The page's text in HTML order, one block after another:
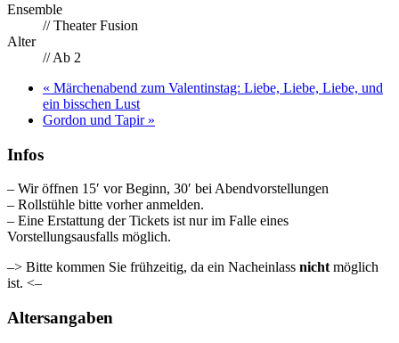
Ensemble
// Theater Fusion
Alter
// Ab 2
« Märchenabend zum Valentinstag: Liebe, Liebe, Liebe, und
ein bisschen Lust
Gordon und Tapir »
Infos
– Wir öffnen 15′ vor Beginn, 30′ bei Abendvorstellungen
– Rollstühle bitte vorher anmelden.
– Eine Erstattung der Tickets ist nur im Falle eines
Vorstellungsausfalls möglich.
–> Bitte kommen Sie frühzeitig, da ein Nacheinlass nichtmöglich
ist. <–
Altersangaben